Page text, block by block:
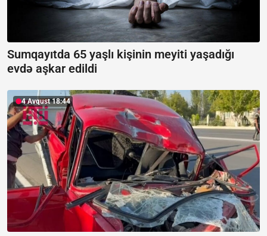
Sumqayıtda 65 yaşlı kişinin meyiti yaşadığı
evdə aşkar edildi
4 Avqust 18:44